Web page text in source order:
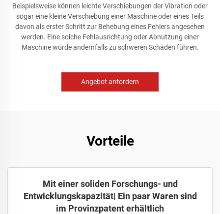
Beispielsweise können leichte Verschiebungen der Vibration oder
sogar eine kleine Verschiebung einer Maschine oder eines Teils
davon als erster Schritt zur Behebung eines Fehlers angesehen
werden. Eine solche Fehlausrichtung oder Abnutzung einer
Maschine würde andernfalls zu schweren Schäden führen.
Angebot anfordern
Vorteile
Mit einer soliden Forschungs- und
Entwicklungskapazität| Ein paar Waren sind
im Provinzpatent erhältlich